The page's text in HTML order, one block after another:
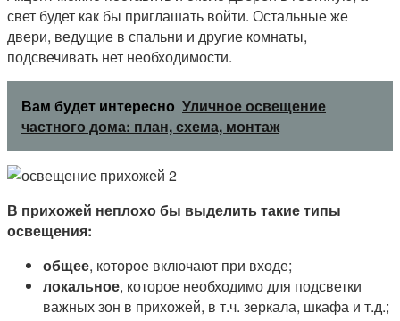
свет будет как бы приглашать войти. Остальные же
двери, ведущие в спальни и другие комнаты,
подсвечивать нет необходимости.
Вам будет интересно Уличное освещение
частного дома: план, схема, монтаж
В прихожей неплохо бы выделитьтакие типы
освещения:
общее, которое включают при входе;
локальное, которое необходимо для подсветки
важных зон в прихожей, в т.ч. зеркала, шкафа и т.д.;